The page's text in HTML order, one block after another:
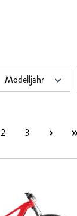
Modelljahr
Seite
2 Seite
3